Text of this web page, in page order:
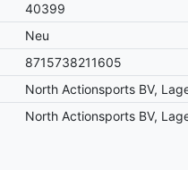
40399
Neu
8715738211605
North Actionsports BV,
North Actionsports BV,